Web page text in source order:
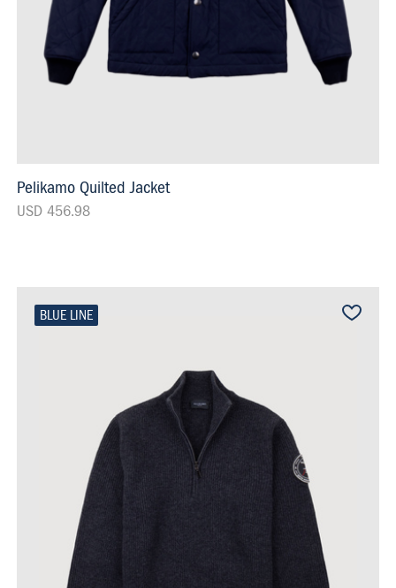
Pelikamo Quilted Jacket
USD 456.98
BLUE LINE